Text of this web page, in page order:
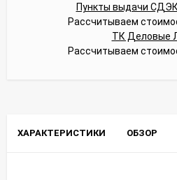
Пункты выдачи
Рассчитываем
ТК Деловые
Рассчитываем
ХАРАКТЕРИСТИКИ ОБЗОР